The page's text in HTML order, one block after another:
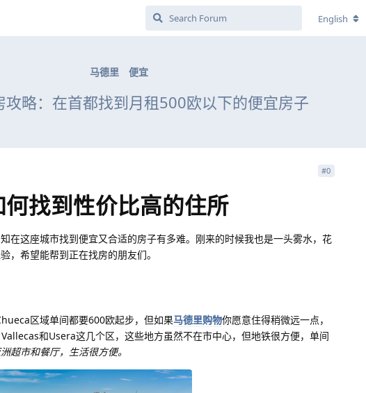
English
马德里 便宜
攻略：在首都找到月租500欧以下的便宜房子
#0
找到性价比高的住所
在这座城市找到便宜又合适的房子有多难。刚来的时候我也是一头雾水，花
，希望能帮到正在找房的朋友们。
区域单间都要600欧起步，但如果马德里购物你愿意住得稍微远一点，
和Usera这几个区，这些地方虽然不在市中心，但地铁很方便，单间
超市和餐厅，生活很方便。